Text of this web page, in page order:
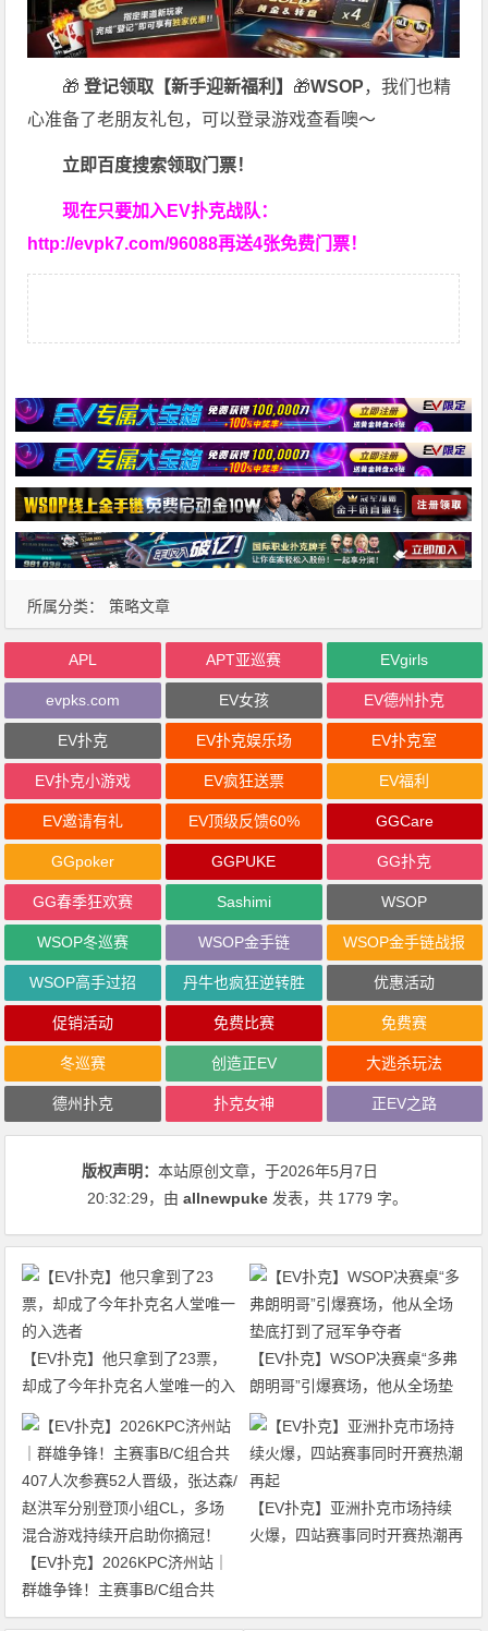
🎁 登记领取【新手迎新福利】 🎁WSOP，我们也精
心准备了老朋友礼包，可以登录游戏查看噢～
立即百度搜索领取门票！
现在只要加入EV扑克战队：
http://evpk7.com/96088再送4张免费门票！
所属分类： 策略文章
APL APT亚巡赛 EVgirls
evpks.com EV女孩 EV德州扑克
EV扑克 EV扑克娱乐场 EV扑克室
EV扑克小游戏 EV疯狂送票 EV福利
EV邀请有礼 EV顶级反馈60% GGCare
GGpoker GGPUKE GG扑克
GG春季狂欢赛 Sashimi WSOP
WSOP冬巡赛 WSOP金手链 WSOP金手链战报
WSOP高手过招 丹牛也疯狂逆转胜 优惠活动
促销活动 免费比赛 免费赛
冬巡赛 创造正EV 大逃杀玩法
德州扑克 扑克女神 正EV之路
版权声明：本站原创文章，于2026年5月7日
20:32:29，由allnewpuke 发表，共 1779 字。
【EV扑克】他只拿到了23票，
却成了今年扑克名人堂唯一的入
选者
【EV扑克】WSOP决赛桌“多弗
朗明哥”引爆赛场，他从全场垫
底打到了冠军争夺者
【EV扑克】2026KPC济州站｜
群雄争锋！主赛事B/C组合共
407人次参赛52人晋级，张达森/
【EV扑克】亚洲扑克市场持续
火爆，四站赛事同时开赛热潮再